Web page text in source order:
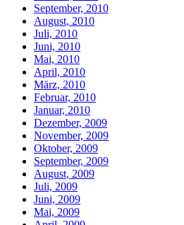
September, 2010
August, 2010
Juli, 2010
Juni, 2010
Mai, 2010
April, 2010
März, 2010
Februar, 2010
Januar, 2010
Dezember, 2009
November, 2009
Oktober, 2009
September, 2009
August, 2009
Juli, 2009
Juni, 2009
Mai, 2009